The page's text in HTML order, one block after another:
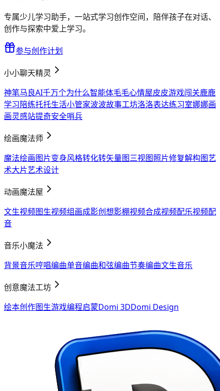
专属少儿学习助手，一站式学习创作空间，陪伴孩子在对话、
创作与探索中爱上学习。
参与创作计划
小小聊天精灵
神笔马良AI千万个为什么智能体毛毛心情屋皮皮游戏闯关鹿鹿
学习陪练托托生活小管家波波故事工坊洛洛表达练习室娜娜画
画灵感站提奇安全哨兵
绘画魔法师
魔法绘画图片变身风格转化转矢量图三视图照片修复解构图艺
术大片艺术设计
动画魔法屋
文生视频图生视频组画成影创想影棚视频合成视频配乐视频配
音
音乐小魔法
背景音乐哼唱编曲单音编曲和弦编曲节奏编曲文生音乐
创意魔法工坊
绘本创作图生游戏编程启蒙Domi 3DDomi Design